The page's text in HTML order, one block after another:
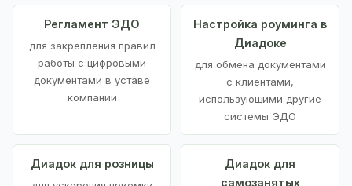
Регламент ЭДО
для закрепления правил
работы с цифровыми
документами в уставе
компании
Настройка роуминга в
Диадоке
для обмена документами
с клиентами,
использующими другие
системы ЭДО
Диадок для розницы
Диадок для
самозанятых